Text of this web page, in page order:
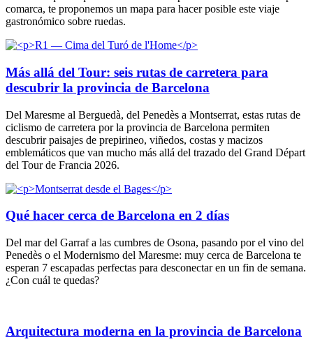
comarca, te proponemos un mapa para hacer posible este viaje
gastronómico sobre ruedas.
Más allá del Tour: seis rutas de carretera para
descubrir la provincia de Barcelona
Del Maresme al Berguedà, del Penedès a Montserrat, estas rutas de
ciclismo de carretera por la provincia de Barcelona permiten
descubrir paisajes de prepirineo, viñedos, costas y macizos
emblemáticos que van mucho más allá del trazado del Grand Départ
del Tour de Francia 2026.
Qué hacer cerca de Barcelona en 2 días
Del mar del Garraf a las cumbres de Osona, pasando por el vino del
Penedès o el Modernismo del Maresme: muy cerca de Barcelona te
esperan 7 escapadas perfectas para desconectar en un fin de semana.
¿Con cuál te quedas?
Arquitectura moderna en la provincia de Barcelona